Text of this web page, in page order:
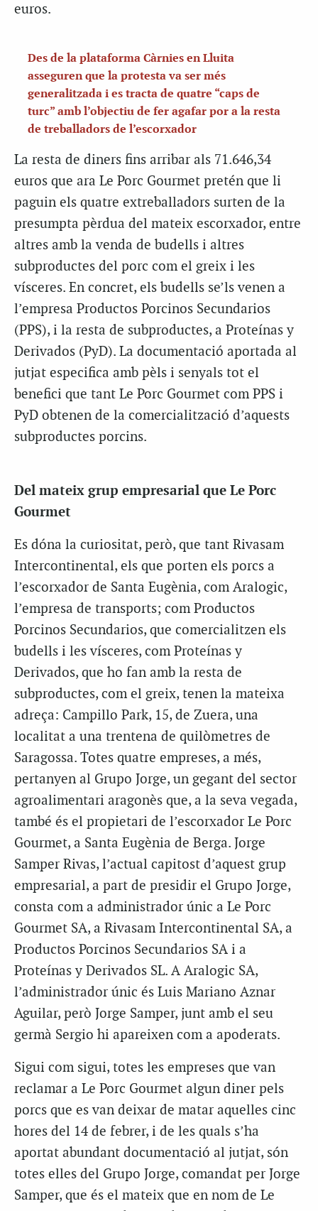
euros.
Des de la plataforma Càrnies en Lluita
asseguren que la protesta va ser més
generalitzada i es tracta de quatre “caps de
turc” amb l’objectiu de fer agafar por a la resta
de treballadors de l’escorxador
La resta de diners fins arribar als 71.646,34
euros que ara Le Porc Gourmet pretén que li
paguin els quatre extreballadors surten de la
presumpta pèrdua del mateix escorxador, entre
altres amb la venda de budells i altres
subproductes del porc com el greix i les
vísceres. En concret, els budells se’ls venen a
l’empresa Productos Porcinos Secundarios
(PPS), i la resta de subproductes, a Proteínas y
Derivados (PyD). La documentació aportada al
jutjat especifica amb pèls i senyals tot el
benefici que tant Le Porc Gourmet com PPS i
PyD obtenen de la comercialització d’aquests
subproductes porcins.
Del mateix grup empresarial que Le Porc
Gourmet
Es dóna la curiositat, però, que tant Rivasam
Intercontinental, els que porten els porcs a
l’escorxador de Santa Eugènia, com Aralogic,
l’empresa de transports; com Productos
Porcinos Secundarios, que comercialitzen els
budells i les vísceres, com Proteínas y
Derivados, que ho fan amb la resta de
subproductes, com el greix, tenen la mateixa
adreça: Campillo Park, 15, de Zuera, una
localitat a una trentena de quilòmetres de
Saragossa. Totes quatre empreses, a més,
pertanyen al Grupo Jorge, un gegant del sector
agroalimentari aragonès que, a la seva vegada,
també és el propietari de l’escorxador Le Porc
Gourmet, a Santa Eugènia de Berga. Jorge
Samper Rivas, l’actual capitost d’aquest grup
empresarial, a part de presidir el Grupo Jorge,
consta com a administrador únic a Le Porc
Gourmet SA, a Rivasam Intercontinental SA, a
Productos Porcinos Secundarios SA i a
Proteínas y Derivados SL. A Aralogic SA,
l’administrador únic és Luis Mariano Aznar
Aguilar, però Jorge Samper, junt amb el seu
germà Sergio hi apareixen com a apoderats.
Sigui com sigui, totes les empreses que van
reclamar a Le Porc Gourmet algun diner pels
porcs que es van deixar de matar aquelles cinc
hores del 14 de febrer, i de les quals s’ha
aportat abundant documentació al jutjat, són
totes elles del Grupo Jorge, comandat per Jorge
Samper, que és el mateix que en nom de Le